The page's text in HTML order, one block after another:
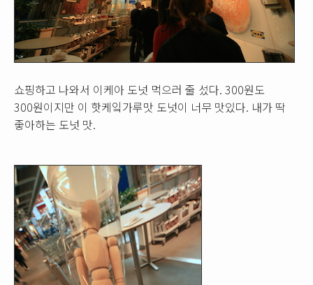
쇼핑하고 나와서 이케아 도넛 먹으러 줄 섰다. 300원도
300원이지만 이 핫케잌가루맛 도넛이 너무 맛있다. 내가 딱
좋아하는 도넛 맛.